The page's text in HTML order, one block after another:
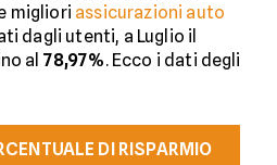
migliori assicurazioni auto
dagli utenti, a Luglio il
al 78,97%. Ecco i dati degli
DI RISPARMIO